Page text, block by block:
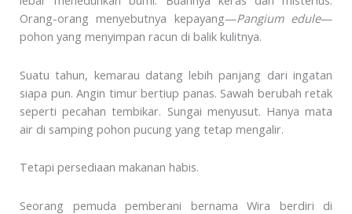
Orang-orang menyebutnya kepayang—Pangium edule—
pohon yang menyimpan racun di balik kulitnya.
Suatu tahun, kemarau datang lebih panjang dari ingatan
siapa pun. Angin timur bertiup panas. Sawah berubah retak
seperti pecahan tembikar. Sungai menyusut. Hanya mata
air di samping pohon pucung yang tetap mengalir.
Tetapi persediaan makanan habis.
Seorang pemuda pemberani bernama Wira berdiri di